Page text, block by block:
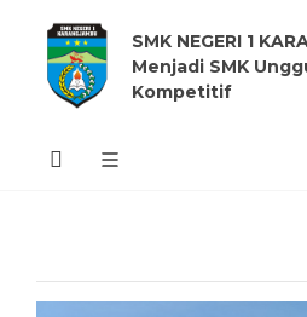
SMK NEGERI 1
Menjadi SMK
Kompetitif